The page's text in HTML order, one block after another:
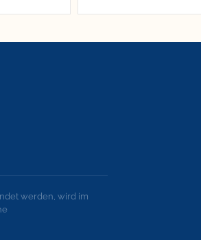
werden, wird im